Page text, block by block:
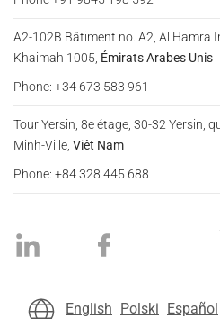
A2-102B Bâtiment no. A2, Al Hamra
Khaimah 1005, Émirats Arabes Unis
Phone: +34 673 583 961
Tour Yersin, 8e étage, 30-32 Yersin,
Minh-Ville, Viêt Nam
Phone: +84 328 445 688
English Polski Español